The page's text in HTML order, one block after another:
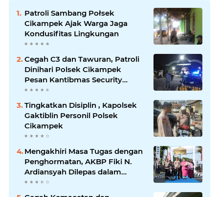
Patroli Sambang Połsek
Cikampek Ajak Warga Jaga
Kondusifitas Lingkungan
Cegah C3 dan Tawuran, Patroli
Dinihari Polsek Cikampek
Pesan Kantibmas Security
Perumahan
Tingkatkan Disiplin , Kapolsek
Gaktiblin Personil Polsek
Cikampek
Mengakhiri Masa Tugas dengan
Penghormatan, AKBP Fiki N.
Ardiansyah Dilepas dalam
Upacara Farewell Parade oleh
Kapolresta Karawang Kombes